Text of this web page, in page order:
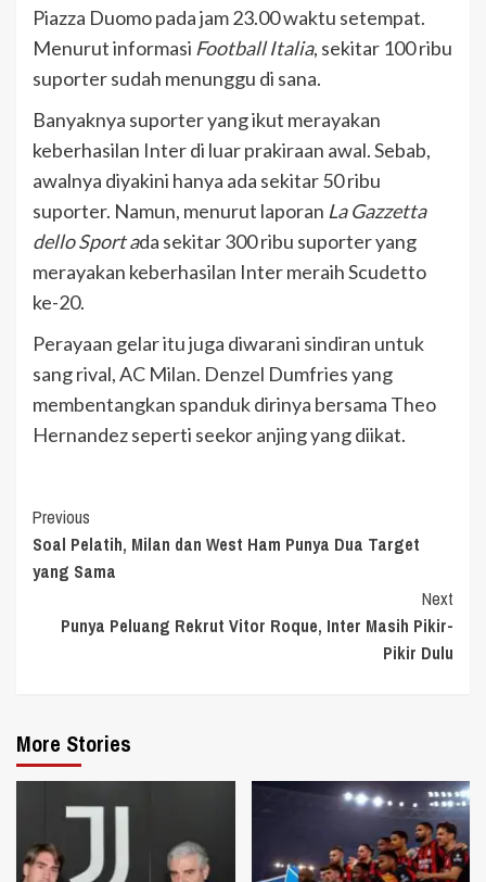
Piazza Duomo pada jam 23.00 waktu setempat.
Menurut informasi Football Italia, sekitar 100 ribu
suporter sudah menunggu di sana.
Banyaknya suporter yang ikut merayakan
keberhasilan Inter di luar prakiraan awal. Sebab,
awalnya diyakini hanya ada sekitar 50 ribu
suporter. Namun, menurut laporan La Gazzetta
dello Sport ada sekitar 300 ribu suporter yang
merayakan keberhasilan Inter meraih Scudetto
ke-20.
Perayaan gelar itu juga diwarani sindiran untuk
sang rival, AC Milan. Denzel Dumfries yang
membentangkan spanduk dirinya bersama Theo
Hernandez seperti seekor anjing yang diikat.
Continue
Reading
Previous
Soal Pelatih, Milan dan West Ham Punya Dua Target
yang Sama
Next
Punya Peluang Rekrut Vitor Roque, Inter Masih Pikir-
Pikir Dulu
More Stories